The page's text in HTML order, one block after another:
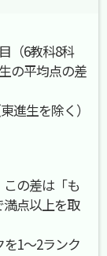
（6教科8科
の平均点の差
進生を除く）
の差は「も
点以上を取
1〜2ランク